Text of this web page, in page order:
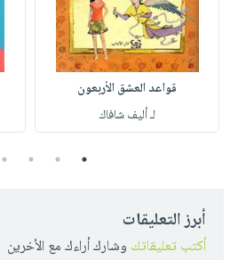
قواعد العشق الأربعون
لـ أليف شافاك
1
2
3
4
أبرز التعليقات
أكتب تعليقاتك وشارك أراءك مع الأخرين